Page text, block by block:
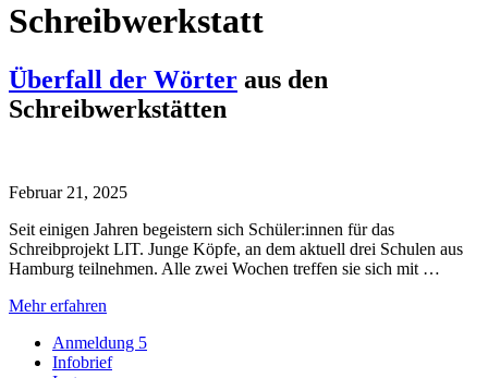
Schreibwerkstatt
Überfall der Wörter aus den
Schreibwerkstätten
Februar 21, 2025
Seit einigen Jahren begeistern sich Schüler:innen für das
Schreibprojekt LIT. Junge Köpfe, an dem aktuell drei Schulen aus
Hamburg teilnehmen. Alle zwei Wochen treffen sie sich mit …
Mehr erfahren
Anmeldung 5
Infobrief